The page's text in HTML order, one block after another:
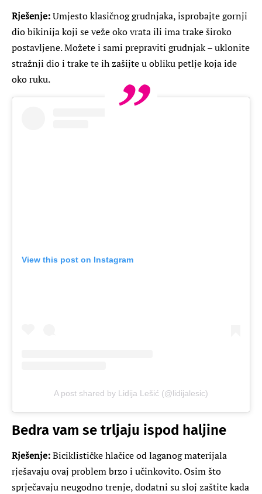
Rješenje:Umjesto klasičnog grudnjaka, isprobajte gornji
dio bikinija koji se veže oko vrata ili ima trake široko
postavljene. Možete i sami prepraviti grudnjak – uklonite
stražnji dio i trake te ih zašijte u obliku petlje koja ide
oko ruku.
View this post on Instagram
A post shared by Lidija Lešić (@lidijalesic)
Bedra vam se trljaju ispod haljine
Rješenje:Biciklističke hlačice od laganog materijala
rješavaju ovaj problem brzo i učinkovito. Osim što
sprječavaju neugodno trenje, dodatni su sloj zaštite kada